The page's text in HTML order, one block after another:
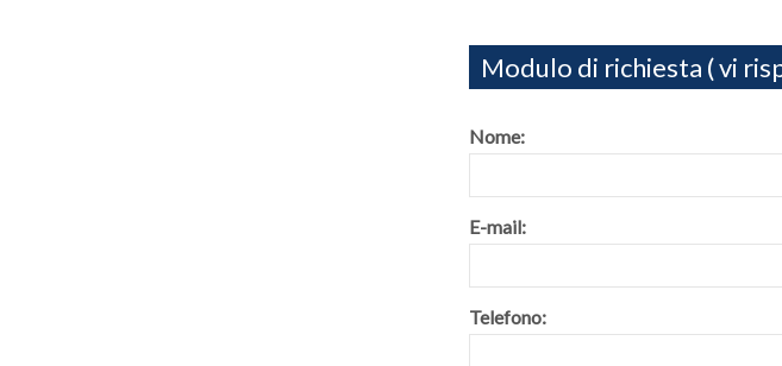
Modulo di richiesta ( vi
Nome:
E-mail:
Telefono: